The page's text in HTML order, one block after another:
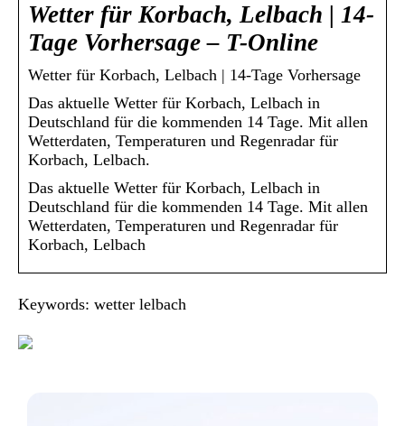
Wetter für Korbach, Lelbach | 14-
Tage Vorhersage – T-Online
Wetter für Korbach, Lelbach | 14-Tage Vorhersage
Das aktuelle Wetter für Korbach, Lelbach in
Deutschland für die kommenden 14 Tage. Mit allen
Wetterdaten, Temperaturen und Regenradar für
Korbach, Lelbach.
Das aktuelle Wetter für Korbach, Lelbach in
Deutschland für die kommenden 14 Tage. Mit allen
Wetterdaten, Temperaturen und Regenradar für
Korbach, Lelbach
Keywords: wetter lelbach